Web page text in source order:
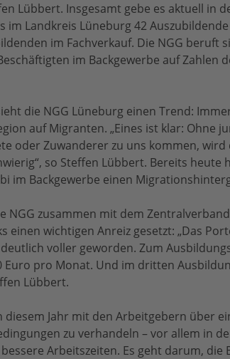
Lübbert. Insgesamt gebe es aktuell in
im Landkreis Lüneburg 42
im Fachverkauf. Die NGG beruft
im Backgewerbe auf Zahlen
die NGG Lüneburg einen Trend:
auf Migranten. „Eines ist klar: Ohne
oder Zuwanderer zu uns kommen, wird
so Steffen Lübbert. Bereits heute
im Backgewerbe einen
NGG zusammen mit dem
einen wichtigen Anreiz gesetzt: „Das
voller geworden. Zum
Euro pro Monat. Und im dritten
Lübbert.
diesem Jahr mit den Arbeitgebern über
zu verhandeln – vor allem in
Arbeitszeiten. Es geht darum, die